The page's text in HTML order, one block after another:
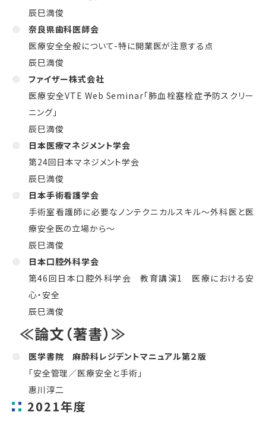
辰巳満俊
奈良県歯科医師会
医療安全全般について-特に開業医が注意する点
辰巳満俊
ファイザー株式会社
医療安全VTE Web Seminar「肺血栓塞栓症予防スクリー
ニング」
辰巳満俊
日本医療マネジメント学会
第24回日本マネジメント学会
辰巳満俊
日本手術看護学会
手術室看護師に必要なノンテクニカルスキル～外科医と医
療安全医の立場から～
辰巳満俊
日本口腔外科学会
第46回日本口腔外科学会 教育講演1 医療における安
心・安全
辰巳満俊
≪論文（著書）≫
医学書院 麻酔科レジデントマニュアル第２版
「安全管理／医療安全と手術」
惠川淳二
2021年度